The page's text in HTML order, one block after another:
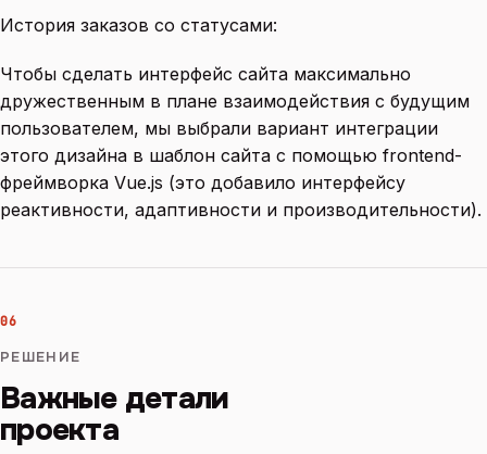
История заказов со статусами:
Чтобы сделать интерфейс сайта максимально
дружественным в плане взаимодействия с будущим
пользователем, мы выбрали вариант интеграции
этого дизайна в шаблон сайта с помощью frontend-
фреймворка Vue.js (это добавило интерфейсу
реактивности, адаптивности и производительности).
06
РЕШЕНИЕ
Важные детали
проекта